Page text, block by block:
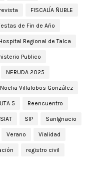
FISCALÍA ÑUBLE
de Fin de Año
Regional de Talca
Publico
NERUDA 2025
Noelia Villalobos González
5 Reencuentro
SIAT SIP SanIgnacio
Verano Vialidad
registro civil